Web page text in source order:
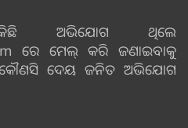
ଅଭିଯୋଗ ଥିଲେ
ରେ ମେଲ୍ କରି ଜଣାଇବାକୁ
କୌଣସି ଦେୟ ଜନିତ ଅଭିଯୋଗ